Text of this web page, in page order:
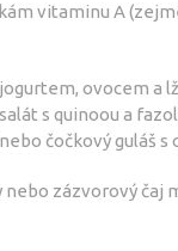
vitaminu A
ovocem a
s quinoou a
čočkový guláš
zázvorový čaj